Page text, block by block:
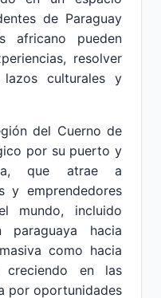
de Paraguay
africano pueden
resolver
culturales y
del Cuerno de
por su puerto y
que atrae a
y emprendedores
mundo, incluido
paraguaya hacia
como hacia
en las
por oportunidades